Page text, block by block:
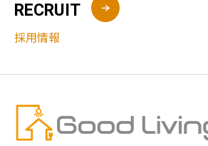
RECRUIT
採用情報